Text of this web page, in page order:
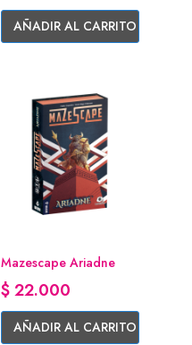
AÑADIR AL CARRITO
Mazescape Ariadne
Precio
$ 22.000
AÑADIR AL CARRITO